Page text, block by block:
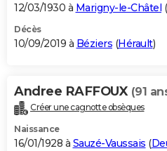
12/03/1930 à Marigny-le-Châtel (
Décès
10/09/2019 à Béziers (Hérault)
Andree RAFFOUX (91
Créer une cagnotte obsèques
Naissance
16/01/1928 à Sauzé-Vaussais (